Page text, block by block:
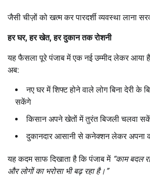
जैसी चीज़ों को खत्म कर पारदर्शी व्यवस्था लाना
हर घर,हर खेत,हर दुकान तक रोशनी
यह फैसला पूरे पंजाब में एक नई उम्मीद लेकर आया
अब:
नए घर में शिफ्ट होने वाले लोग बिना देरी
सकेंगे
किसान अपने खेतों में तुरंत बिजली चलवा
दुकानदार आसानी से कनेक्शन लेकर अपना
यह कदम साफ दिखाता है कि पंजाब में “काम बदल
और लोगों का भरोसा भी बढ़ रहा है।”